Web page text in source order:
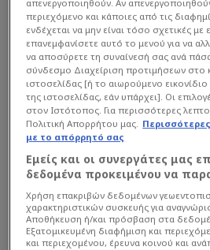
Με δέκα συμμετοχές αλλά
Μπουσαΐντ ουσιαστικά έχει
ματς… και κάτι. Αυτό μπορεί
χρησιμοποιήσει ως
ρυθμού, όμως όταν πήρε
Σέρρες και πρόσφατα στο
κατάφερε να αξιοποιήσει την
απενεργοποιηθούν. Αν
περιεχόμενο και κάποιες από τις
ενδέχεται να μην είναι τόσο σχετικές
επανεμφανίσετε αυτό το μενού για να
να αποσύρετε τη συναίνεσή σας ανά
σύνδεσμο Διαχείριση προτιμήσεων στο
ιστοσελίδας [ή το αιωρούμενο
της ιστοσελίδας, εάν υπάρχει]. Οι
στον Ιστότοπος. Για περισσότερες
Πολιτική Απορρήτου μας.
με το απόρρητό σας
Εμείς και οι συνεργάτες μας
δεδομένα προκειμένου να
Χρήση επακριβών δεδομένων
χαρακτηριστικών συσκευής για
Αποθήκευση ή/και πρόσβαση στα
Εξατομικευμένη διαφήμιση και
και περιεχομένου, έρευνα κοινού και